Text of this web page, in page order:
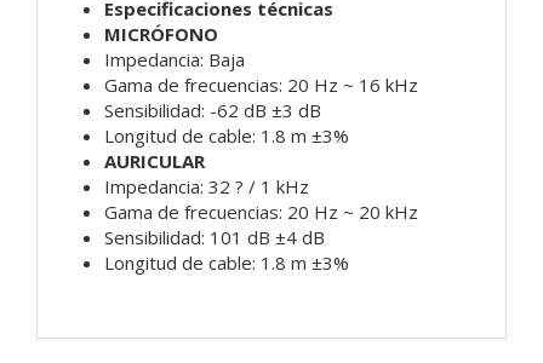
Especificaciones técnicas
MICRÓFONO
Impedancia: Baja
Gama de frecuencias: 20 Hz ~ 16 kHz
Sensibilidad: -62 dB ±3 dB
Longitud de cable: 1.8 m ±3%
AURICULAR
Impedancia: 32 ? / 1 kHz
Gama de frecuencias: 20 Hz ~ 20 kHz
Sensibilidad: 101 dB ±4 dB
Longitud de cable: 1.8 m ±3%